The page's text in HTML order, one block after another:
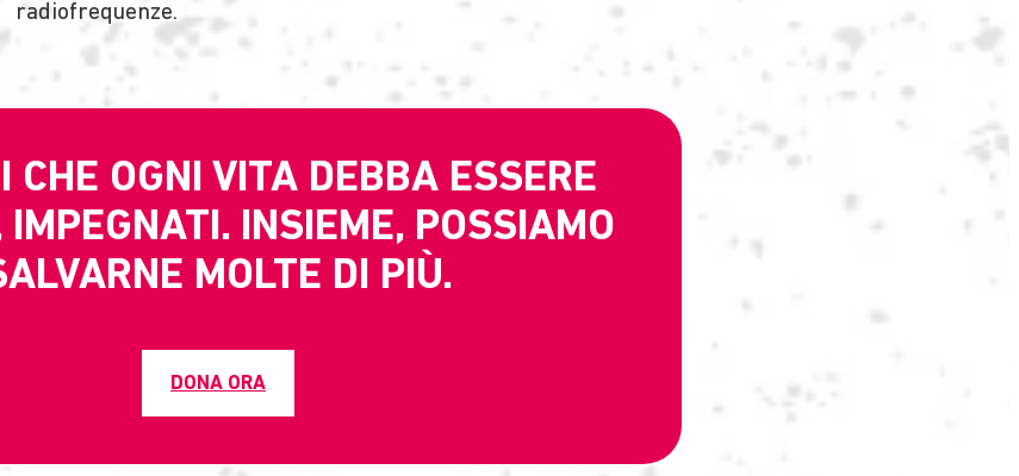
radiofrequenze.
CHE OGNI VITA DEBBA ESSERE
IMPEGNATI. INSIEME, POSSIAMO
MOLTE DI PIÙ.
DONA ORA